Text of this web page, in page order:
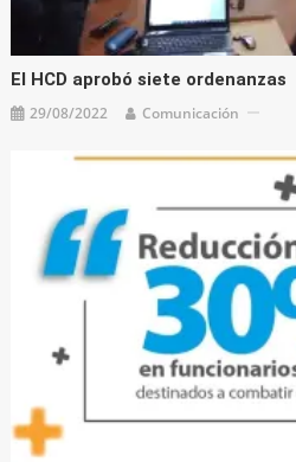
El HCD aprobó siete ordenanzas
29/08/2022 Comunicación